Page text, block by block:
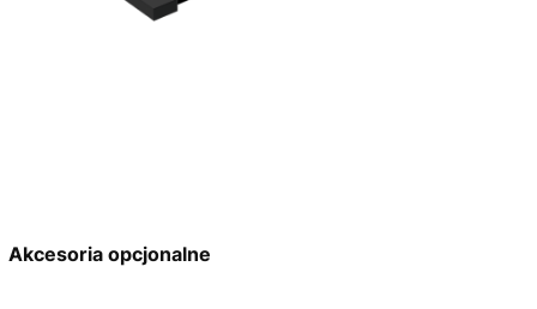
Akcesoria opcjonalne